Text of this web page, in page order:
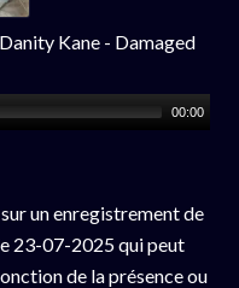
Kane - Damaged
00:00
un enregistrement de
23-07-2025 qui peut
de la présence ou